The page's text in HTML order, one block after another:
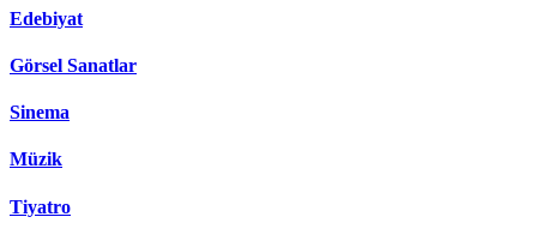
Edebiyat
Görsel Sanatlar
Sinema
Müzik
Tiyatro